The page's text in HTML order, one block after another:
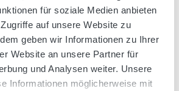
für soziale Medien anbieten
auf unsere Website zu
geben wir Informationen zu Ihrer
Website an unsere Partner für
und Analysen weiter. Unsere
Informationen möglicherweise mit